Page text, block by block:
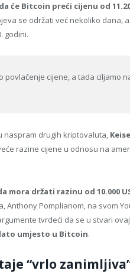
će Bitcoin preći cijenu od
se održati već nekoliko dana,
godini.
povlačenje cijene, a tada ciljamo
naspram drugih kriptovaluta,
razine cijene u odnosu na
držati razinu od 10.000
Anthony Pomplianom, na svom
tvrdeći da se u stvari ovaj
umjesto u Bitcoin.
“vrlo